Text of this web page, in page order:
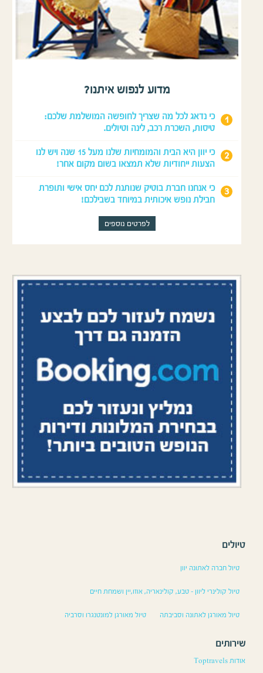
מדוע לנפוש איתנו?
כי נדאג לכל מה שצריך לחופשה המושלמת שלכם:
טיסות, השכרת רכב, לינה וטיולים.
כי יוון היא הבית והמומחיות שלנו מעל 15 שנה ויש לנו
הצעות ייחודיות שלא תמצאו בשום מקום אחר!
כי אנחנו חברת בוטיק שנותנת לכם יחס אישי ותופרת
חבילת נופש איכותית במיוחד בשבילכם!
לפרטים נוספים
טיולים
טיול חברה לאתונה יוון
טיול קולינרי ליוון – טבע, קולינאריה, אוזו,יין ושמחת חיים
טיול מאורגן לאתונה וסביבתה טיול מאורגן למונטנגרו וסרביה
שירותים
אודות Toptravels